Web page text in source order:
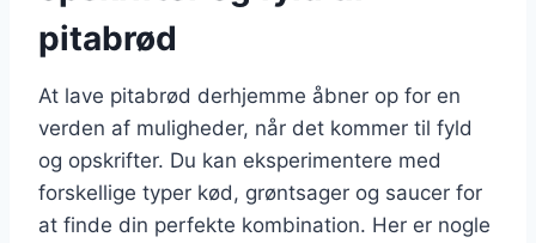
pitabrød
At lave pitabrød derhjemme åbner op for en
verden af muligheder, når det kommer til fyld
og opskrifter. Du kan eksperimentere med
forskellige typer kød, grøntsager og saucer for
at finde din perfekte kombination. Her er nogle